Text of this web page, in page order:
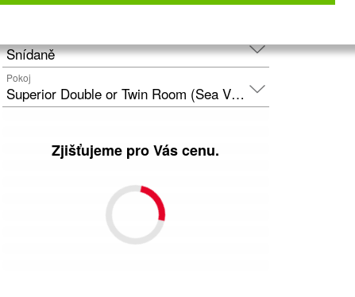
Snídaně
Pokoj
Superior Double or Twin Room (Sea View)
Zjišťujeme pro Vás cenu.